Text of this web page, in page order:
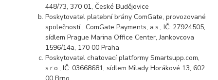
448/73, 370 01, České Budějovice
Poskytovatel platební brány ComGate, provozované
společností , ComGate Payments, a.s., IČ: 27924505,
sídlem Prague Marina Office Center, Jankovcova
1596/14a, 170 00 Praha
Poskytovatel chatovací platformy Smartsupp.com,
s.r.o., IČ: 03668681, sídlem Milady Horákové 13, 602